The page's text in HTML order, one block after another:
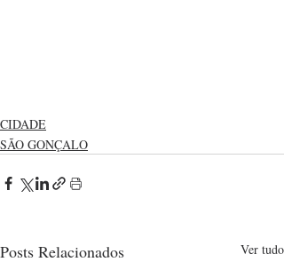
CIDADE
SÃO GONÇALO
Posts Relacionados Ver tudo